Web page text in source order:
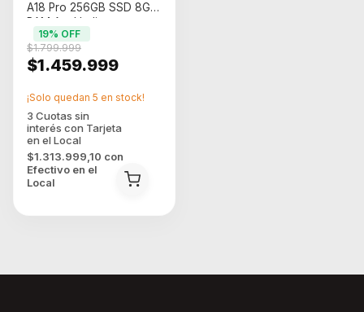
A18 Pro 256GB SSD 8GB
RAM Azul Indigo
$1.459.999
$1.799.999
19% OFF
$1.313.999,10 con
Efectivo en el
Local
¡Solo quedan 5 en stock!